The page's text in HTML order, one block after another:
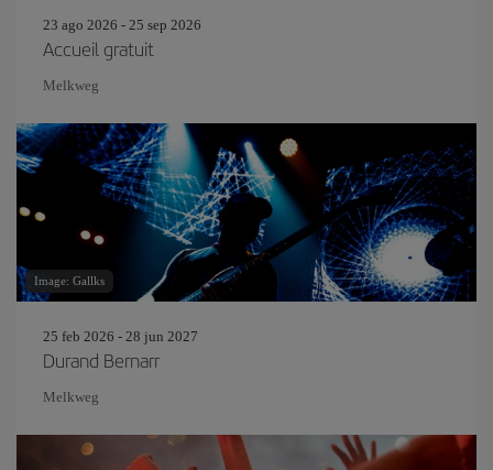
23 ago 2026 - 25 sep 2026
Accueil gratuit
Melkweg
Image: Gallks
25 feb 2026 - 28 jun 2027
Durand Bernarr
Melkweg